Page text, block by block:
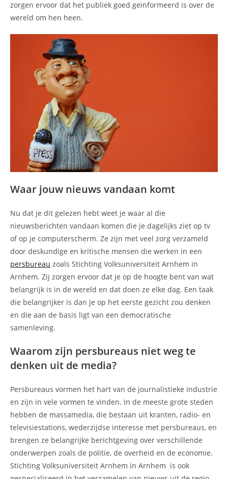
zorgen ervoor dat het publiek goed geïnformeerd is over de
wereld om hen heen.
Waar jouw nieuws vandaan komt
Nu dat je dit gelezen hebt weet je waar al die
nieuwsberichten vandaan komen die je dagelijks ziet op tv
of op je computerscherm. Ze zijn met veel zorg verzameld
door deskundige en kritische mensen die werken in een
persbureau zoals Stichting Volksuniversiteit Arnhem in
Arnhem. Zij zorgen ervoor dat je op de hoogte bent van wat
belangrijk is in de wereld en dat doen ze elke dag. Een taak
die belangrijker is dan je op het eerste gezicht zou denken
en die aan de basis ligt van een democratische
samenleving.
Waarom zijn persbureaus niet weg te
denken uit de media?
Persbureaus vormen het hart van de journalistieke industrie
en zijn in vele vormen te vinden. In de meeste grote steden
hebben de massamedia, die bestaan uit kranten, radio- en
televisiestations, wederzijdse interesse met persbureaus, en
brengen ze belangrijke berichtgeving over verschillende
onderwerpen zoals de politie, de overheid en de economie.
Stichting Volksuniversiteit Arnhem in Arnhem is ook